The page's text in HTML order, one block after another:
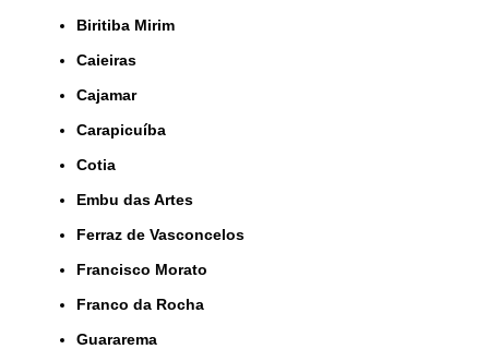
Biritiba Mirim
Caieiras
Cajamar
Carapicuíba
Cotia
Embu das Artes
Ferraz de Vasconcelos
Francisco Morato
Franco da Rocha
Guararema